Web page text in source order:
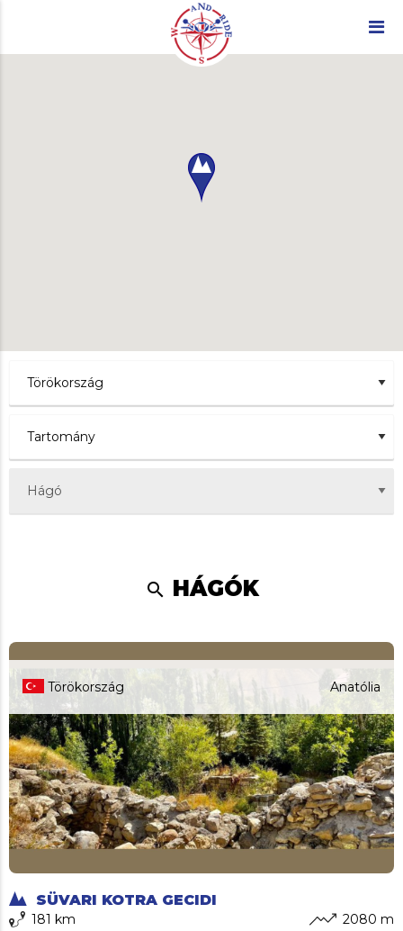
search HÁGÓK
SÜVARI KOTRA GECIDI
Törökország Anatólia
181 km
2080 m